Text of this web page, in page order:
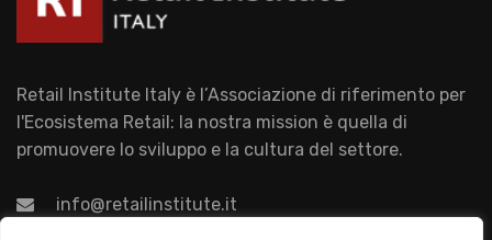
Retail Institute Italy è l’Associazione di riferimento per
l'Ecosistema Retail: la nostra mission è quella di
promuovere lo sviluppo e la cultura del settore.
info@retailinstitute.it